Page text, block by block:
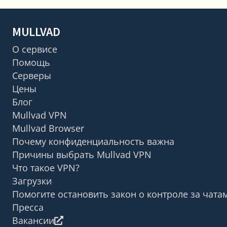
MULLVAD
О сервисе
Помощь
Серверы
Цены
Блог
Mullvad VPN
Mullvad Browser
Почему конфиденциальность важна
Причины выбрать Mullvad VPN
Что такое VPN?
Загрузки
Помогите остановить закон о контроле за
Пресса
Вакансии